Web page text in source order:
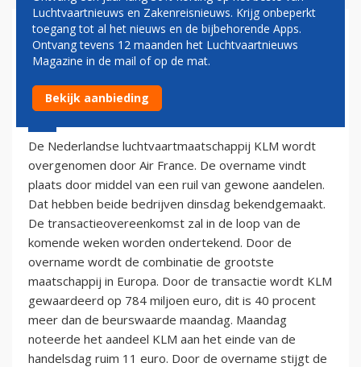
KLM OVERGENOMEN DOOR
AIR FRANCE
30 september 2003 - 2:00
De Nederlandse luchtvaartmaatschappij KLM wordt
overgenomen door Air France. De overname vindt
plaats door middel van een ruil van gewone aandelen.
Dat hebben beide bedrijven dinsdag bekendgemaakt.
De transactieovereenkomst zal in de loop van de
komende weken worden ondertekend. Door de
overname wordt de combinatie de grootste
maatschappij in Europa. Door de transactie wordt KLM
gewaardeerd op 784 miljoen euro, dit is 40 procent
meer dan de beurswaarde maandag. Maandag
noteerde het aandeel KLM aan het einde van de
handelsdag ruim 11 euro. Door de overname stijgt de
Luchtvaartnieuws en Zakenreisnieuws. Krijg onbeperkt
toegang tot al het nieuws en de bijbehorende Apps.
Ontvang tevens 12 maanden het Luchtvaartnieuws
Magazine in de mail of op de mat.
Bekijk aanbieding